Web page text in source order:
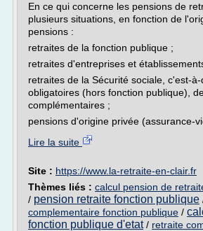
En ce qui concerne les pensions de
plusieurs situations, en fonction de
pensions :
retraites de la fonction publique ;
retraites d'entreprises et
retraites de la Sécurité sociale, c'est-
obligatoires (hors fonction publique),
complémentaires ;
pensions d'origine privée (assurance-
Lire la suite
Site : https://www.la-retraite-en-clair.fr
Thèmes liés : calcul pension de
/ pension retraite fonction publique
complementaire fonction publique /
fonction publique d'etat/ retraite